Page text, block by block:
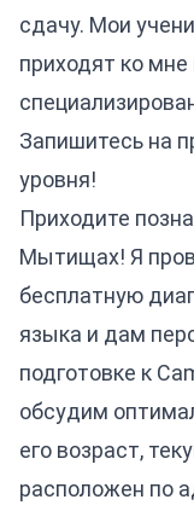
сдачу. Мои
приходят ко
Запишитесь на
уровня!
Приходите
Мытищах! Я
бесплатную
языка и дам
подготовке к
обсудим
его возраст,
расположен по